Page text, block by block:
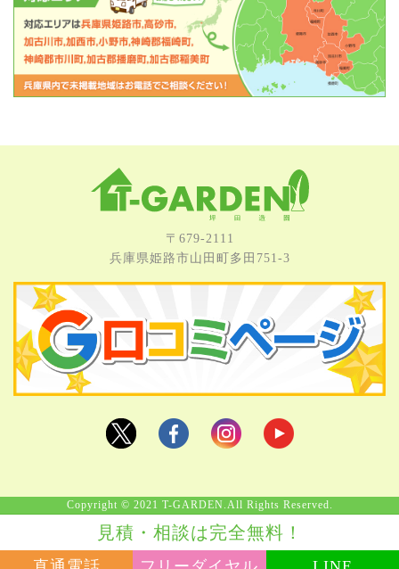
〒679-2111
兵庫県姫路市⼭⽥町多⽥751-3
見積・相談は完全無料！
Copyright © 2021 T-GARDEN.All Rights Reserved.